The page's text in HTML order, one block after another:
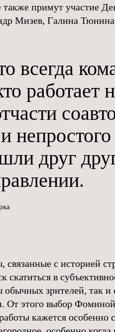
также примут участие
Мизев, Галина
всегда
работает
друг
с историей
скатиться в
обычных зрителей, так и
От этого выбор
кажется